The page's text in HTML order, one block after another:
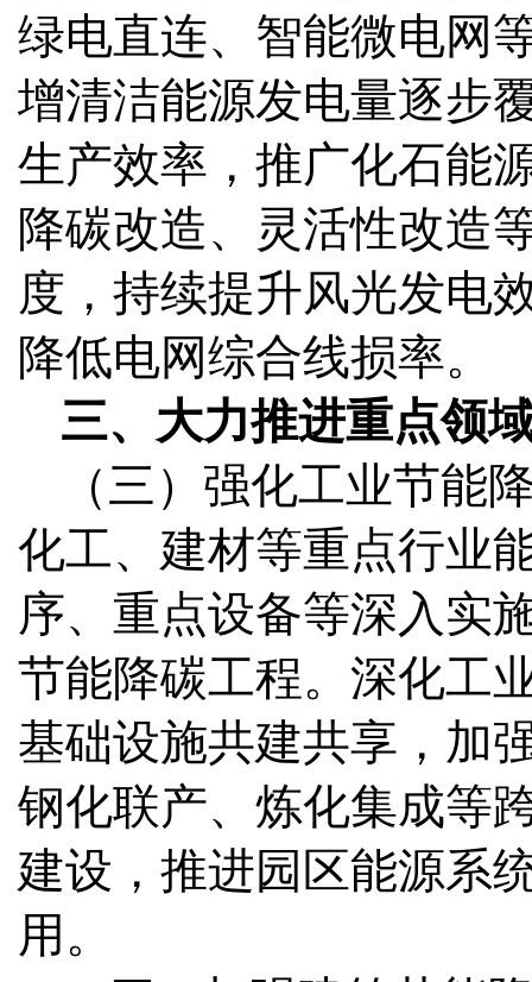
绿电直连、智能微电网
增清洁能源发电量逐步
生产效率，推广化石能
降碳改造、灵活性改造
度，持续提升风光发电
降低电网综合线损率。
三、大力推进重点领
（三）强化工业节能
化工、建材等重点行业
序、重点设备等深入实
节能降碳工程。深化工
基础设施共建共享，加
钢化联产、炼化集成等
建设，推进园区能源系
用。